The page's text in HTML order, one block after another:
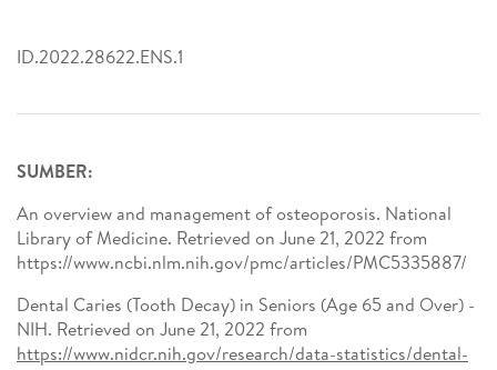
ID.2022.28622.ENS.1
SUMBER:
An overview and management of osteoporosis. National
Library of Medicine. Retrieved on June 21, 2022 from
https://www.ncbi.nlm.nih.gov/pmc/articles/PMC5335887/
Dental Caries (Tooth Decay) in Seniors (Age 65 and Over) -
NIH. Retrieved on June 21, 2022 from
https://www.nidcr.nih.gov/research/data-statistics/dental-